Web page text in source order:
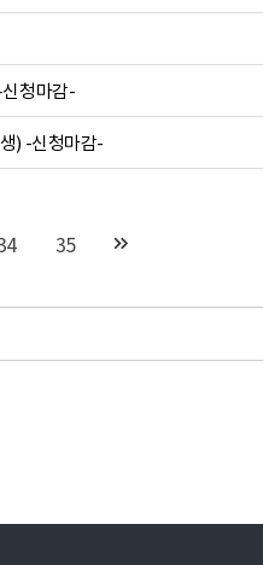
청마감-
) -신청마감-
35